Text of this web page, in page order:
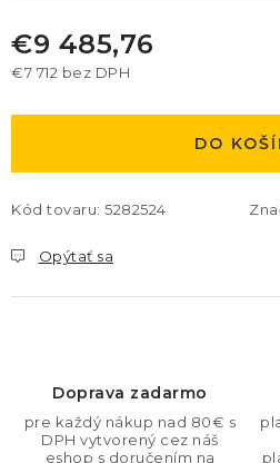
€9 485,76
€7 712 bez DPH
DO
Kód tovaru: 5282524
Opýtať sa
Doprava zadarmo
pre každý nákup nad 80€ s
DPH vytvorený cez náš
eshop s doručením na